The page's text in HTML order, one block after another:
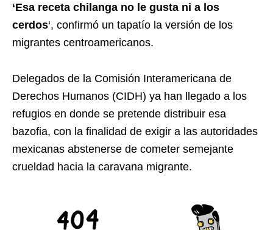
‘Esa receta chilanga no le gusta ni a los
cerdos‘, confirmó un tapatío la versión de los
migrantes centroamericanos.
Delegados de la Comisión Interamericana de
Derechos Humanos (CIDH) ya han llegado a los
refugios en donde se pretende distribuir esa
bazofia, con la finalidad de exigir a las autoridades
mexicanas abstenerse de cometer semejante
crueldad hacia la caravana migrante.